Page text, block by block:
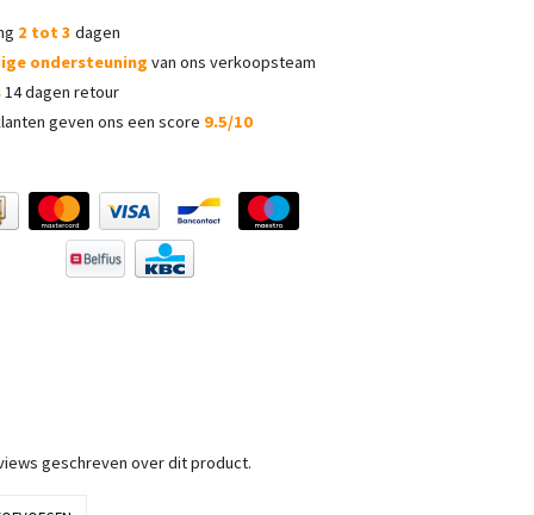
2 tot 3 dagen
ondersteuning van ons verkoopsteam
14 dagen retour
geven ons een score 9.5/10
geschreven over dit product.